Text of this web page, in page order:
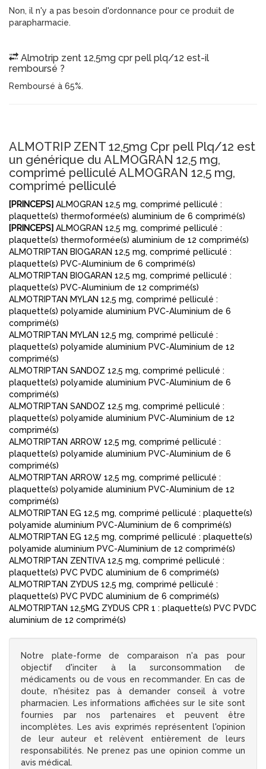
Non, il n'y a pas besoin d'ordonnance pour ce produit de
parapharmacie.
Almotrip zent 12,5mg cpr pell plq/12 est-il
remboursé ?
Remboursé à 65%.
ALMOTRIP ZENT 12,5mg Cpr pell Plq/12 est
un générique du ALMOGRAN 12,5 mg,
comprimé pelliculé ALMOGRAN 12,5 mg,
comprimé pelliculé
[PRINCEPS] ALMOGRAN 12,5 mg, comprimé pelliculé :
plaquette(s) thermoformée(s) aluminium de 6 comprimé(s)
[PRINCEPS] ALMOGRAN 12,5 mg, comprimé pelliculé :
plaquette(s) thermoformée(s) aluminium de 12 comprimé(s)
ALMOTRIPTAN BIOGARAN 12,5 mg, comprimé pelliculé :
plaquette(s) PVC-Aluminium de 6 comprimé(s)
ALMOTRIPTAN BIOGARAN 12,5 mg, comprimé pelliculé :
plaquette(s) PVC-Aluminium de 12 comprimé(s)
ALMOTRIPTAN MYLAN 12,5 mg, comprimé pelliculé :
plaquette(s) polyamide aluminium PVC-Aluminium de 6
comprimé(s)
ALMOTRIPTAN MYLAN 12,5 mg, comprimé pelliculé :
plaquette(s) polyamide aluminium PVC-Aluminium de 12
comprimé(s)
ALMOTRIPTAN SANDOZ 12,5 mg, comprimé pelliculé :
plaquette(s) polyamide aluminium PVC-Aluminium de 6
comprimé(s)
ALMOTRIPTAN SANDOZ 12,5 mg, comprimé pelliculé :
plaquette(s) polyamide aluminium PVC-Aluminium de 12
comprimé(s)
ALMOTRIPTAN ARROW 12,5 mg, comprimé pelliculé :
plaquette(s) polyamide aluminium PVC-Aluminium de 6
comprimé(s)
ALMOTRIPTAN ARROW 12,5 mg, comprimé pelliculé :
plaquette(s) polyamide aluminium PVC-Aluminium de 12
comprimé(s)
ALMOTRIPTAN EG 12,5 mg, comprimé pelliculé : plaquette(s)
polyamide aluminium PVC-Aluminium de 6 comprimé(s)
ALMOTRIPTAN EG 12,5 mg, comprimé pelliculé : plaquette(s)
polyamide aluminium PVC-Aluminium de 12 comprimé(s)
ALMOTRIPTAN ZENTIVA 12,5 mg, comprimé pelliculé :
plaquette(s) PVC PVDC aluminium de 6 comprimé(s)
ALMOTRIPTAN ZYDUS 12,5 mg, comprimé pelliculé :
plaquette(s) PVC PVDC aluminium de 6 comprimé(s)
ALMOTRIPTAN 12,5MG ZYDUS CPR 1 : plaquette(s) PVC PVDC
aluminium de 12 comprimé(s)
Notre plate-forme de comparaison n'a pas pour
objectif d'inciter à la surconsommation de
médicaments ou de vous en recommander. En cas de
doute, n'hésitez pas à demander conseil à votre
pharmacien. Les informations affichées sur le site sont
fournies par nos partenaires et peuvent être
incomplètes. Les avis exprimés représentent l'opinion
de leur auteur et relèvent entièrement de leurs
responsabilités. Ne prenez pas une opinion comme un
avis médical.